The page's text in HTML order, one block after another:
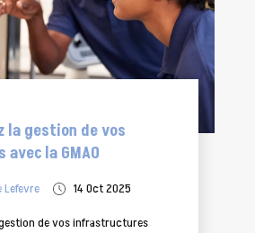
la gestion de vos
la GMAO
Lefevre
14 Oct 2025
de vos infrastructures